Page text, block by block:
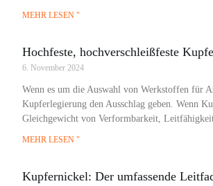
MEHR LESEN "
Hochfeste, hochverschleißfeste
6. November 2024
Wenn es um die Auswahl von Werkstoffen für
Kupferlegierung den Ausschlag geben. Wenn
Gleichgewicht von Verformbarkeit,
MEHR LESEN "
Kupfernickel: Der umfassende